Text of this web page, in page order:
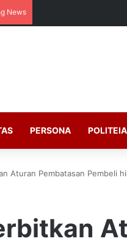
News
PERSONA POLITEIA
Aturan Pembatasan Pembeli